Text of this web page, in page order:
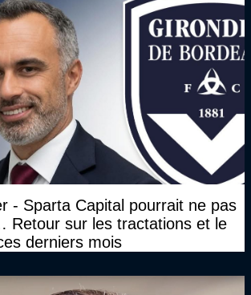
- Sparta Capital pourrait ne pas
Retour sur les tractations et le
derniers mois